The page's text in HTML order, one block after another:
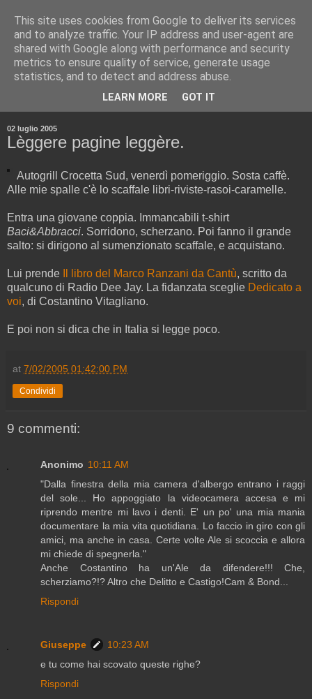
02 luglio 2005
Lèggere pagine leggère.
Autogrill Crocetta Sud, venerdì pomeriggio. Sosta caffè.
Alle mie spalle c'è lo scaffale libri-riviste-rasoi-caramelle.
Entra una giovane coppia. Immancabili t-shirt
Baci&Abbracci. Sorridono, scherzano. Poi fanno il grande
salto: si dirigono al sumenzionato scaffale, e acquistano.
Lui prende Il libro del Marco Ranzani da Cantù, scritto da
qualcuno di Radio Dee Jay. La fidanzata sceglie Dedicato a
voi, di Costantino Vitagliano.
E poi non si dica che in Italia si legge poco.
at 7/02/2005 01:42:00 PM
Condividi
9 commenti:
Anonimo 10:11 AM
"Dalla finestra della mia camera d'albergo entrano i raggi
del sole... Ho appoggiato la videocamera accesa e mi
riprendo mentre mi lavo i denti. E' un po' una mia mania
documentare la mia vita quotidiana. Lo faccio in giro con gli
amici, ma anche in casa. Certe volte Ale si scoccia e allora
mi chiede di spegnerla."
Anche Costantino ha un'Ale da difendere!!! Che,
scherziamo?!? Altro che Delitto e Castigo!Cam & Bond...
Rispondi
Giuseppe
10:23 AM
e tu come hai scovato queste righe?
Rispondi
This site uses cookies from Google to deliver its services
and to analyze traffic. Your IP address and user-agent are
shared with Google along with performance and security
metrics to ensure quality of service, generate usage
statistics, and to detect and address abuse.
LEARN MORE GOT IT